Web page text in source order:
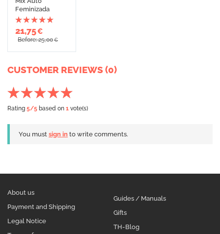
Feminizada
21,75€
Before: 25,00€
CUSTOMER REVIEWS (0)
Rating 5/5 based on 1 vote(s)
You must sign in to write comments.
About us
Payment and Shipping
Legal Notice
Guides / Manuals
Gifts
TH-Blog